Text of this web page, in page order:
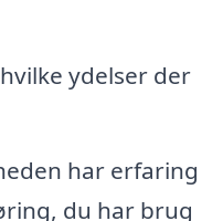
ydelser der
har erfaring
du har brug